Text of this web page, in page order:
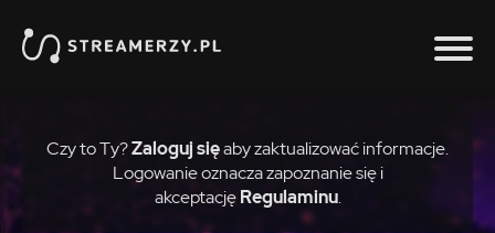
Czy to Ty?Zaloguj sięaby zaktualizować informacje.
Logowanie oznacza zapoznanie się i
akceptację Regulaminu.